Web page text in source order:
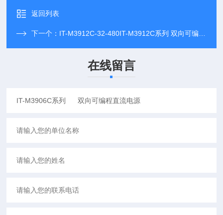
返回列表
下一个： IT-M3912C-32-480IT-M3912C系列 双向可编程直流电源
在线留言